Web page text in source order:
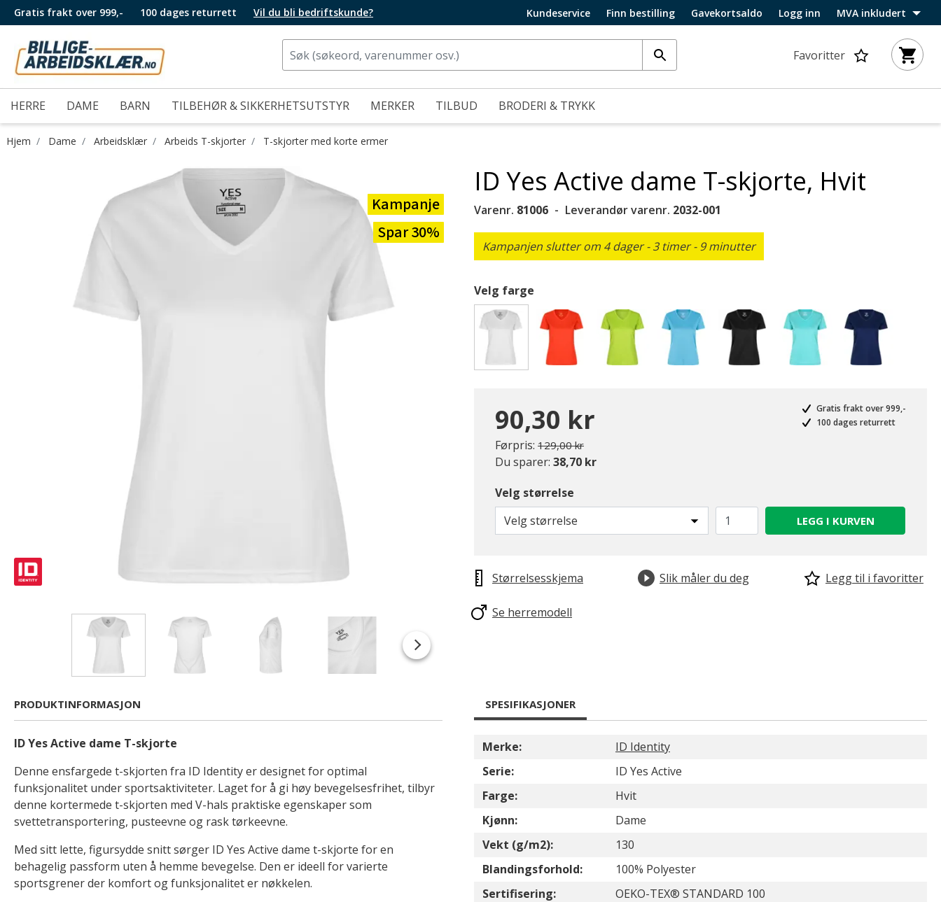
Gratis frakt over 999,- 100 dages returrett Vil du bli bedriftskunde? Kundeservice Finn bestilling Gavekortsaldo Logg inn MVA inkludert
Favoritter
HERRE DAME BARN TILBEHØR & SIKKERHETSUTSTYR MERKER TILBUD BRODERI & TRYKK
Hjem Dame Arbeidsklær Arbeids T-skjorter T-skjorter med korte ermer
Kampanje
Spar 30%
ID Yes Active dame T-skjorte, Hvit
Varenr. 81006 Leverandør varenr. 2032-001
Kampanjen slutter om 4 dager - 3 timer - 9 minutter
Velg farge
90,30 kr
Førpris: Pris redusert fra
129,00 krtil
Du sparer: 38,70 kr
Gratis frakt over 999,-
100 dages returrett
Velg størrelse
Velg størrelse
LEGG I KURVEN
Størrelsesskjema Slik måler du deg Legg til i favoritter
Se herremodell
PRODUKTINFORMASJON
ID Yes Active dame T-skjorte
Denne ensfargede t-skjorten fra ID Identity er designet for optimal
funksjonalitet under sportsaktiviteter. Laget for å gi høy bevegelsesfrihet, tilbyr
denne kortermede t-skjorten med V-hals praktiske egenskaper som
svettetransportering, pusteevne og rask tørkeevne.
Med sitt lette, figursydde snitt sørger ID Yes Active dame t-skjorte for en
behagelig passform uten å hemme bevegelse. Den er ideell for varierte
sportsgrener der komfort og funksjonalitet er nøkkelen.
SPESIFIKASJONER
Merke:
ID Identity
Serie:
ID Yes Active
Farge:
Hvit
Kjønn:
Dame
Vekt (g/m2):
130
Blandingsforhold:
100% Polyester
Sertifisering:
OEKO-TEX® STANDARD 100